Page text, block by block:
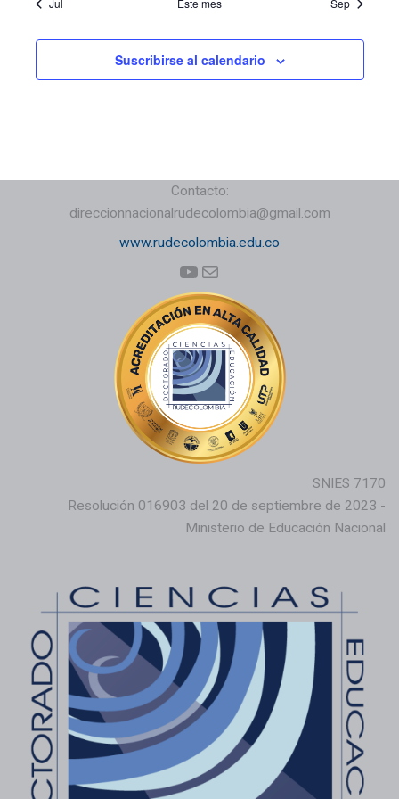
Jul Este mes Sep
Suscribirse al calendario
Contacto:
direccionnacionalrudecolombia@gmail.com
www.rudecolombia.edu.co
YouTube
Correo electrónico
SNIES 7170
Resolución 016903 del 20 de septiembre de 2023 -
Ministerio de Educación Nacional